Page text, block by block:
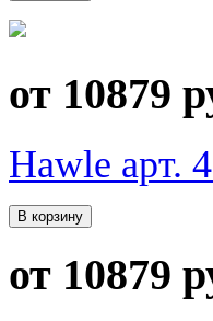
от 10879
Hawle арт.
от 10879